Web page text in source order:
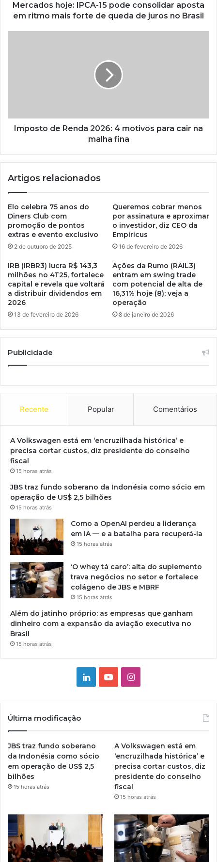
Mercados hoje: IPCA-15 pode consolidar aposta
em ritmo mais forte de queda de juros no Brasil
Imposto de Renda 2026: 4 motivos para cair na
malha fina
Artigos relacionados
Elo celebra 75 anos do
Diners Club com
promoção de pontos
extras e evento exclusivo
2 de outubro de 2025
Queremos cobrar menos
por assinatura e aproximar
o investidor, diz CEO da
Empiricus
16 de fevereiro de 2026
IRB (IRBR3) lucra R$ 143,3
milhões no 4T25, fortalece
capital e revela que voltará
a distribuir dividendos em
2026
13 de fevereiro de 2026
Ações da Rumo (RAIL3)
entram em swing trade
com potencial de alta de
16,31% hoje (8); veja a
operação
8 de janeiro de 2026
Publicidade
Recente Popular Comentários
A Volkswagen está em ‘encruzilhada histórica’ e
precisa cortar custos, diz presidente do conselho
fiscal
15 horas atrás
JBS traz fundo soberano da Indonésia como sócio em
operação de US$ 2,5 bilhões
15 horas atrás
Como a OpenAI perdeu a liderança
em IA — e a batalha para recuperá-la
15 horas atrás
‘O whey tá caro’: alta do suplemento
trava negócios no setor e fortalece
colágeno de JBS e MBRF
15 horas atrás
Além do jatinho próprio: as empresas que ganham
dinheiro com a expansão da aviação executiva no
Brasil
15 horas atrás
LinkedinYouTubeInstagram
Última modificação
JBS traz fundo soberano
da Indonésia como sócio
em operação de US$ 2,5
bilhões
15 horas atrás
A Volkswagen está em
‘encruzilhada histórica’ e
precisa cortar custos, diz
presidente do conselho
fiscal
15 horas atrás